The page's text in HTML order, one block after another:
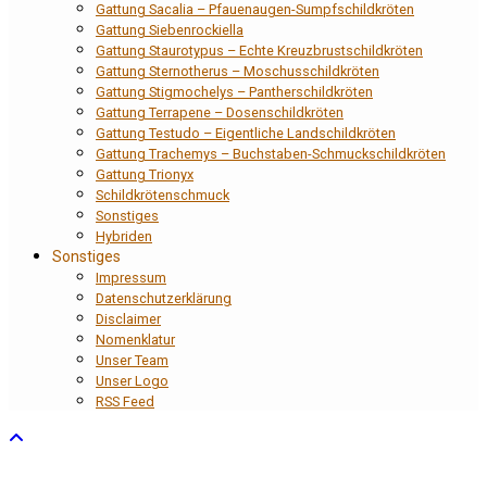
Gattung Sacalia – Pfauenaugen-Sumpfschildkröten
Gattung Siebenrockiella
Gattung Staurotypus – Echte Kreuzbrustschildkröten
Gattung Sternotherus – Moschusschildkröten
Gattung Stigmochelys – Pantherschildkröten
Gattung Terrapene – Dosenschildkröten
Gattung Testudo – Eigentliche Landschildkröten
Gattung Trachemys – Buchstaben-Schmuckschildkröten
Gattung Trionyx
Schildkrötenschmuck
Sonstiges
Hybriden
Sonstiges
Impressum
Datenschutzerklärung
Disclaimer
Nomenklatur
Unser Team
Unser Logo
RSS Feed